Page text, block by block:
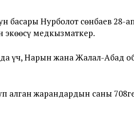
басары Нурболот Үсөнбаев
медкызматкер.
үч, Нарын жана Жалал-Абад
алган жарандардын саны